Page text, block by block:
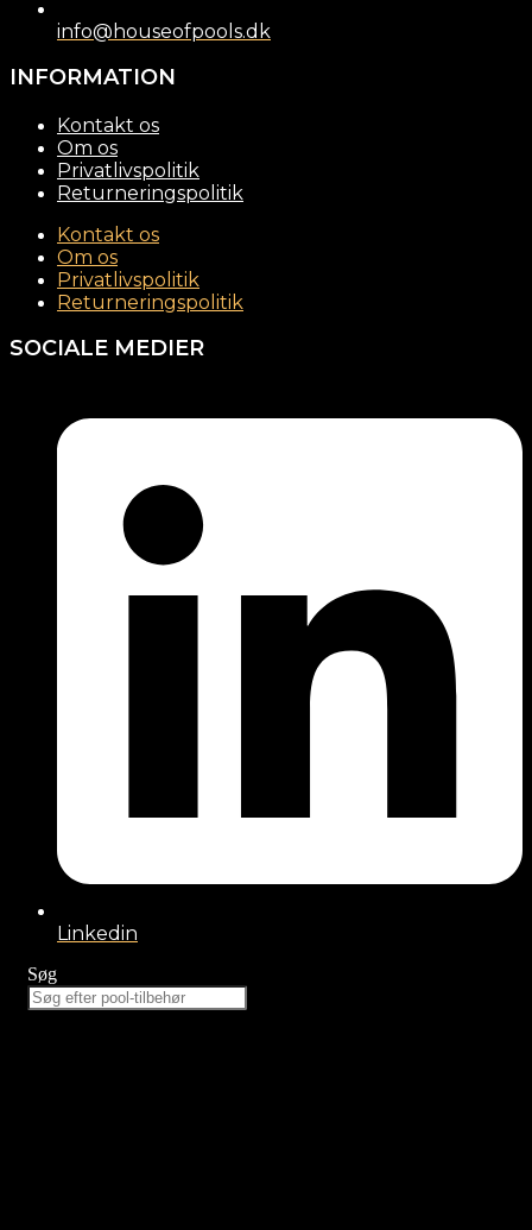
info@houseofpools.dk
INFORMATION
Kontakt os
Om os
Privatlivspolitik
Returneringspolitik
Kontakt os
Om os
Privatlivspolitik
Returneringspolitik
SOCIALE MEDIER
Linkedin
Søg